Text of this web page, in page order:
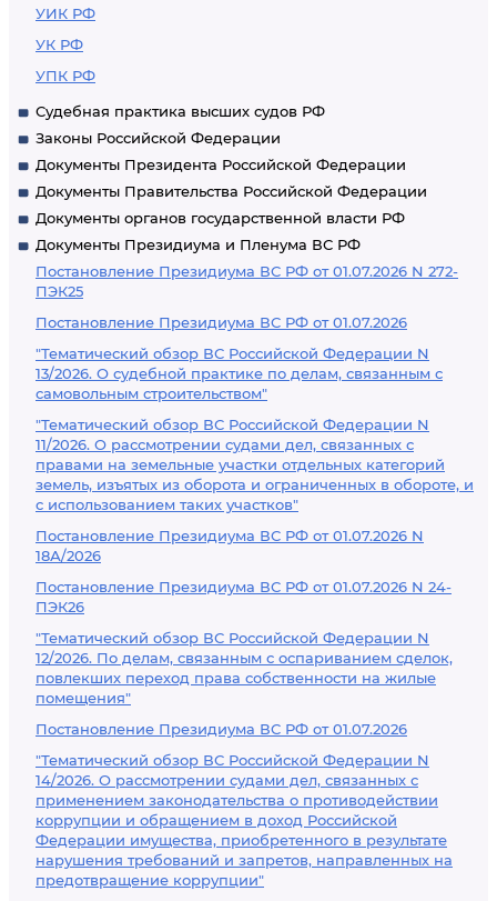
УИК РФ
УК РФ
УПК РФ
Судебная практика высших судов РФ
Законы Российской Федерации
Документы Президента Российской Федерации
Документы Правительства Российской Федерации
Документы органов государственной власти РФ
Документы Президиума и Пленума ВС РФ
Постановление Президиума ВС РФ от 01.07.2026 N 272-
ПЭК25
Постановление Президиума ВС РФ от 01.07.2026
"Тематический обзор ВС Российской Федерации N
13/2026. О судебной практике по делам, связанным с
самовольным строительством"
"Тематический обзор ВС Российской Федерации N
11/2026. О рассмотрении судами дел, связанных с
правами на земельные участки отдельных категорий
земель, изъятых из оборота и ограниченных в обороте, и
с использованием таких участков"
Постановление Президиума ВС РФ от 01.07.2026 N
18А/2026
Постановление Президиума ВС РФ от 01.07.2026 N 24-
ПЭК26
"Тематический обзор ВС Российской Федерации N
12/2026. По делам, связанным с оспариванием сделок,
повлекших переход права собственности на жилые
помещения"
Постановление Президиума ВС РФ от 01.07.2026
"Тематический обзор ВС Российской Федерации N
14/2026. О рассмотрении судами дел, связанных с
применением законодательства о противодействии
коррупции и обращением в доход Российской
Федерации имущества, приобретенного в результате
нарушения требований и запретов, направленных на
предотвращение коррупции"